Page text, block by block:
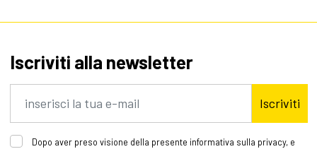
Iscriviti alla newsletter
Iscriviti
Dopo aver preso visione della presente informativa sulla privacy, e